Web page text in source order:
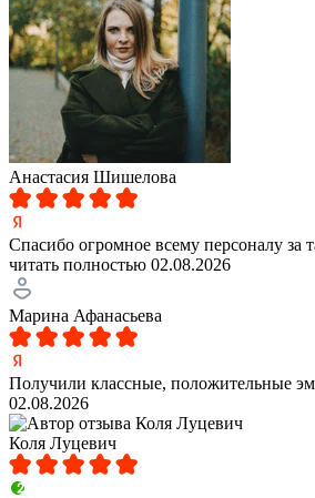
Анастасия Шишелова
Спасибо огромное всему персоналу
читать полностью 02.08.2026
Марина Афанасьева
Получили классные, положительные
02.08.2026
Коля Луцевич